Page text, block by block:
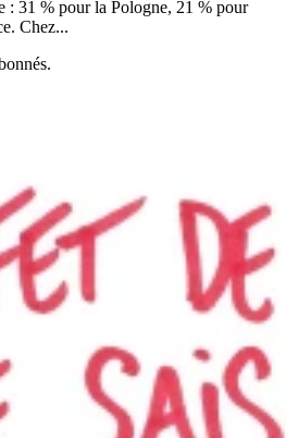
: 31 % pour la Pologne, 21 % pour
Chez...